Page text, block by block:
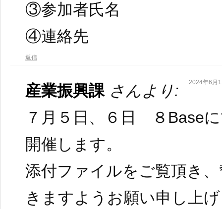
③参加者氏名
④連絡先
返信
産業振興課 さんより: 2024年6月
７月５日、６日 ８Base
開催します。
添付ファイルをご覧頂き
きますようお願い申し上